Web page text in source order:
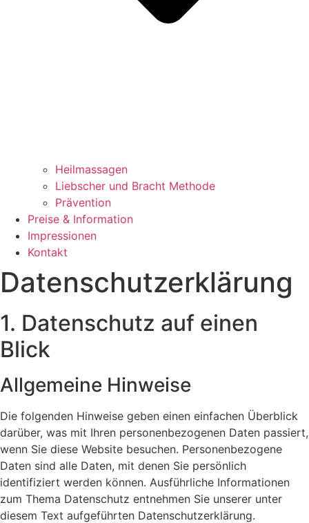
Heilmassagen
Liebscher und Bracht Methode
Prävention
Preise & Information
Impressionen
Kontakt
Datenschutz­erklärung
1. Datenschutz auf einen
Blick
Allgemeine Hinweise
Die folgenden Hinweise geben einen einfachen Überblick
darüber, was mit Ihren personenbezogenen Daten passiert,
wenn Sie diese Website besuchen. Personenbezogene
Daten sind alle Daten, mit denen Sie persönlich
identifiziert werden können. Ausführliche Informationen
zum Thema Datenschutz entnehmen Sie unserer unter
diesem Text aufgeführten Datenschutzerklärung.